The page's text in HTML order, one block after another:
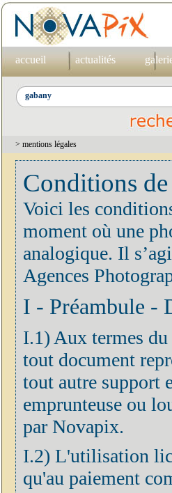
accueil actualités
> mentions légales
Conditions
Voici les
moment où une
analogique. Il
Agences
I - Préambule -
I.1) Aux termes
tout document
tout autre support
emprunteuse ou
par Novapix.
I.2) L'utilisation
qu'au paiement